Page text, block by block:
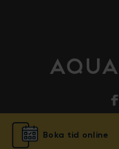
Boka tid online
© Aqua Dental 2025